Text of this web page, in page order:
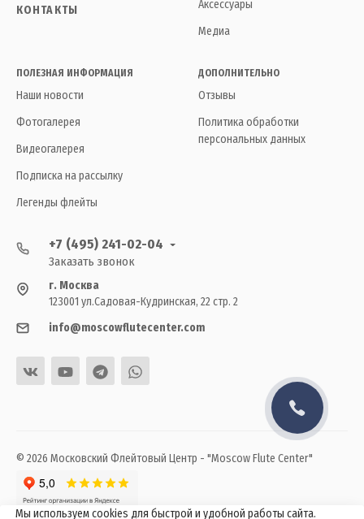
КОНТАКТЫ
Аксессуары
Медиа
ПОЛЕЗНАЯ ИНФОРМАЦИЯ
Наши новости
Фотогалерея
Видеогалерея
Подписка на рассылку
Легенды флейты
ДОПОЛНИТЕЛЬНО
Отзывы
Политика обработки
персональных данных
+7 (495) 241-02-04
Заказать звонок
г. Москва
123001 ул.Садовая-Кудринская, 22 стр. 2
info@moscowflutecenter.com
© 2026 Московский Флейтовый Центр - "Moscow Flute Center"
Мы используем cookies для быстрой и удобной работы сайта.